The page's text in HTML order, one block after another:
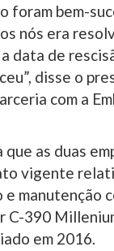
foram bem-
nós era
data de
disse o
com a
as duas
vigente
e manutenção
C-390
em 2016.